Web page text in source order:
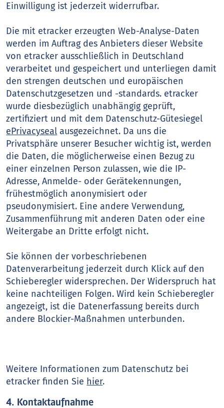
Einwilligung ist jederzeit widerrufbar.
Die mit etracker erzeugten Web-Analyse-Daten
werden im Auftrag des Anbieters dieser Website
von etracker ausschließlich in Deutschland
verarbeitet und gespeichert und unterliegen damit
den strengen deutschen und europäischen
Datenschutzgesetzen und -standards. etracker
wurde diesbezüglich unabhängig geprüft,
zertifiziert und mit dem Datenschutz-Gütesiegel
ePrivacyseal ausgezeichnet. Da uns die
Privatsphäre unserer Besucher wichtig ist, werden
die Daten, die möglicherweise einen Bezug zu
einer einzelnen Person zulassen, wie die IP-
Adresse, Anmelde- oder Gerätekennungen,
frühestmöglich anonymisiert oder
pseudonymisiert. Eine andere Verwendung,
Zusammenführung mit anderen Daten oder eine
Weitergabe an Dritte erfolgt nicht.
Sie können der vorbeschriebenen
Datenverarbeitung jederzeit durch Klick auf den
Schieberegler widersprechen. Der Widerspruch hat
keine nachteiligen Folgen. Wird kein Schieberegler
angezeigt, ist die Datenerfassung bereits durch
andere Blockier-Maßnahmen unterbunden.
Weitere Informationen zum Datenschutz bei
etracker finden Sie hier.
4. Kontaktaufnahme